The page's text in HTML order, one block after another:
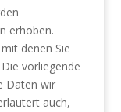
erhoben.
denen Sie
vorliegende
Daten wir
auch,